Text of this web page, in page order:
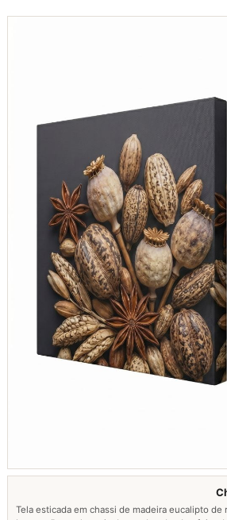
Tela esticada em chassi de madeira eucalipto